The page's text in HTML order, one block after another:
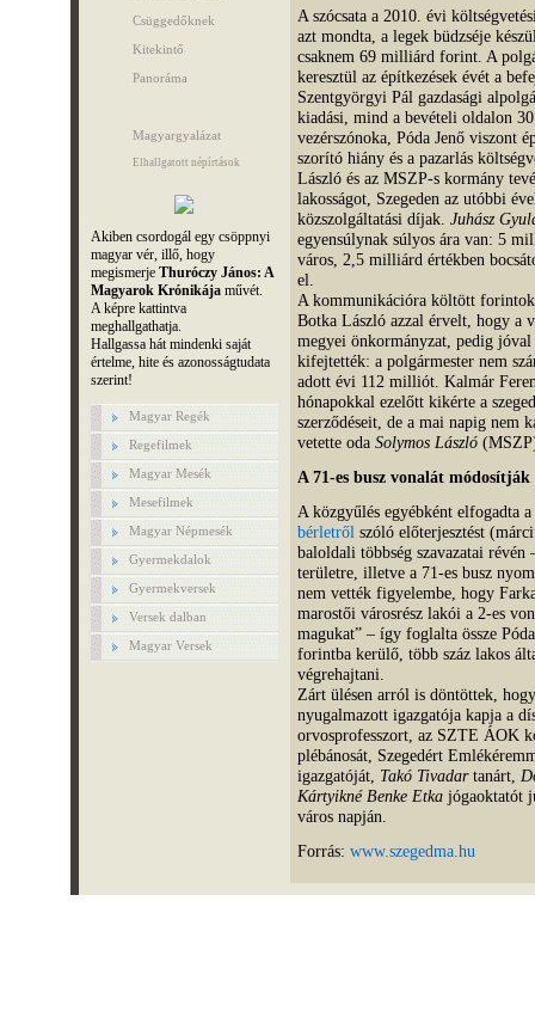
Csüggedőknek
Kitekintő
Panoráma
Magyargyalázat
Elhallgatott népírtások
Akiben csordogál egy csöppnyi
magyar vér, illő, hogy
megismerje Thuróczy János: A
Magyarok Krónikájaművét.
A képre kattintva
meghallgathatja.
Hallgassa hát mindenki saját
értelme, hite és azonosságtudata
szerint!
Magyar Regék
Regefilmek
Magyar Mesék
Mesefilmek
Magyar Népmesék
Gyermekdalok
Gyermekversek
Versek dalban
Magyar Versek
A szócsata a 2010. évi
azt mondta, a legek büdzséje
csaknem 69 milliárd forint. A
keresztül az építkezések évét a
Szentgyörgyi Pál gazdasági
kiadási, mind a bevételi oldalon 30
vezérszónoka, Póda Jenő viszont
szorító hiány és a pazarlás
László és az MSZP-s kormány
lakosságot, Szegeden az utóbbi
közszolgáltatási díjak. Juhász
egyensúlynak súlyos ára van: 5
város, 2,5 milliárd értékben
el.
A kommunikációra költött forintok
Botka László azzal érvelt, hogy a
megyei önkormányzat, pedig
kifejtették: a polgármester nem
adott évi 112 milliót. Kalmár
hónapokkal ezelőtt kikérte a
szerződéseit, de a mai napig nem
vetette oda Solymos László
A 71-es busz vonalát módosítják
A közgyűlés egyébként elfogadta a
bérletről szóló előterjesztést
baloldali többség szavazatai révén
területre, illetve a 71-es busz
nem vették figyelembe, hogy
marostői városrész lakói a 2-es
magukat” – így foglalta össze
forintba kerülő, több száz lakos
végrehajtani.
Zárt ülésen arról is döntöttek,
nyugalmazott igazgatója kapja a
orvosprofesszort, az SZTE ÁOK
plébánosát, Szegedért
igazgatóját, Takó Tivadartanárt,
Kártyikné Benke Etkajógaoktatót
város napján.
Forrás: www.szegedma.hu